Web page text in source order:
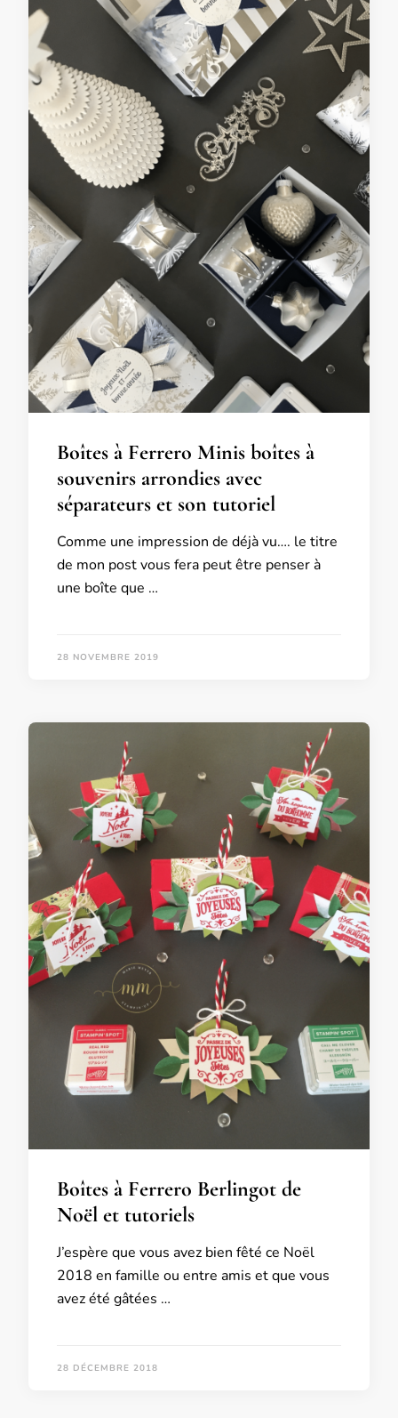
Boîtes à Ferrero Minis boîtes à
souvenirs arrondies avec
séparateurs et son tutoriel
Comme une impression de déjà vu…. le titre
de mon post vous fera peut être penser à
une boîte que …
28 NOVEMBRE 2019
Boîtes à Ferrero Berlingot de
Noël et tutoriels
J’espère que vous avez bien fêté ce Noël
2018 en famille ou entre amis et que vous
avez été gâtées …
28 DÉCEMBRE 2018